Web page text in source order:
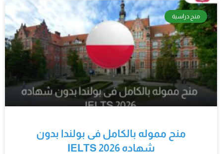
منح دراسية
منح مموله بالكامل فى بولندا بدون
شهاده IELTS 2026